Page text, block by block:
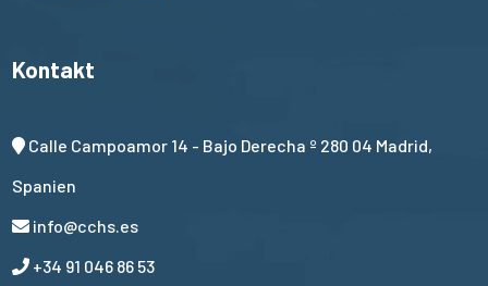
Kontakt
Calle Campoamor 14 - Bajo Derecha º 280 04 Madrid,
Spanien
info@cchs.es
+34 91 046 86 53